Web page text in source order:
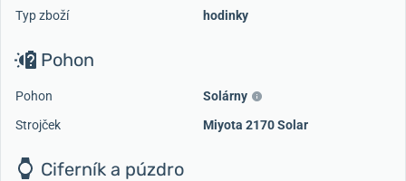
Typ zboží
hodinky
Pohon
Pohon
Solárny
Strojček
Miyota 2170 Solar
Ciferník a púzdro